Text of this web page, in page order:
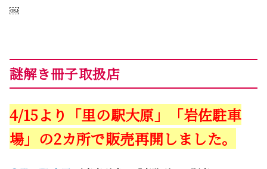
￼
謎解き冊子取扱店
4/15より「里の駅大原」「岩佐駐車
場」の2カ所で販売再開しました。